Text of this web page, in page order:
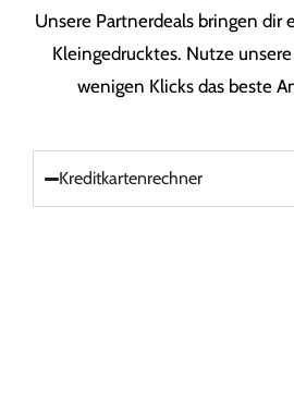
Unsere Partnerdeals bringen dir
Kleingedrucktes. Nutze
wenigen Klicks das beste
Kreditkartenrechner